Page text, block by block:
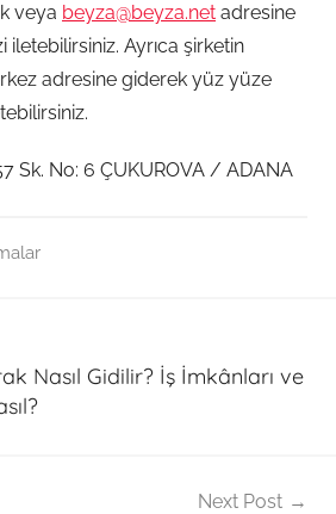
veya beyza@beyza.net adresine
iletebilirsiniz. Ayrıca şirketin
adresine giderek yüz yüze
Sk. No: 6 ÇUKUROVA / ADANA
Nasıl Gidilir? İş İmkânları ve
Next Post